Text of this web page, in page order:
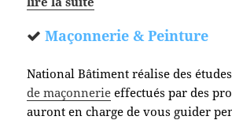
Maçonnerie & Peinture
National Bâtiment réalise des
de maçonnerie effectués par des
auront en charge de vous guider